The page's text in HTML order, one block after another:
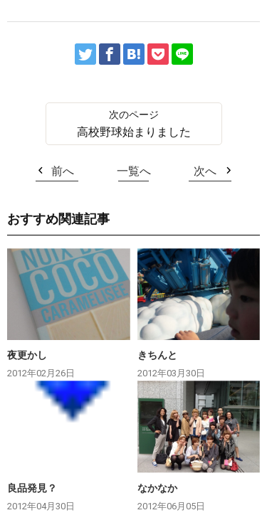
高校野球始まりました
前へ 一覧へ 次へ
おすすめ関連記事
夜更かし
2012年02月26日
きちんと
2012年03月30日
良品発見？
2012年04月30日
なかなか
2012年06月05日